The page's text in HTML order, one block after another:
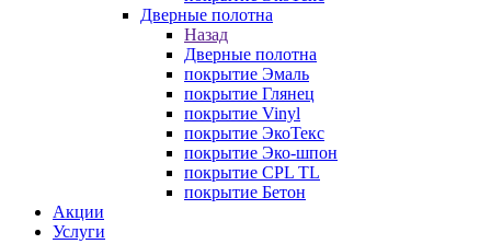
Дверные полотна
Назад
Дверные полотна
покрытие Эмаль
покрытие Глянец
покрытие Vinyl
покрытие ЭкоТекс
покрытие Эко-шпон
покрытие CPL TL
покрытие Бетон
Акции
Услуги